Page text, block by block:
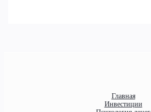
Главная
Инвестиции